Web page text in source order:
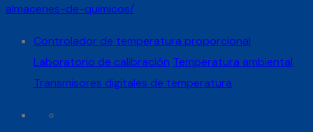
almacenes-de-quimicos/
Controlador de temperatura proporcional
Laboratorio de calibración Temperatura ambiental
Transmisores digitales de temperatura